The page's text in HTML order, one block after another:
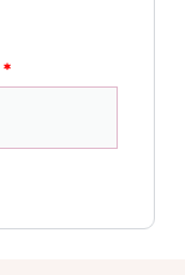
*